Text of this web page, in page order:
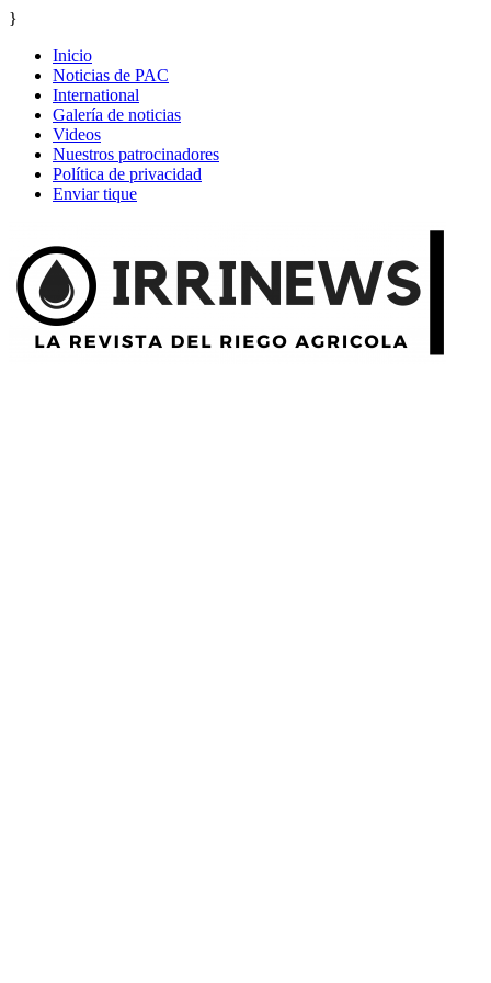
}
Inicio
Noticias de PAC
International
Galería de noticias
Videos
Nuestros patrocinadores
Política de privacidad
Enviar tique